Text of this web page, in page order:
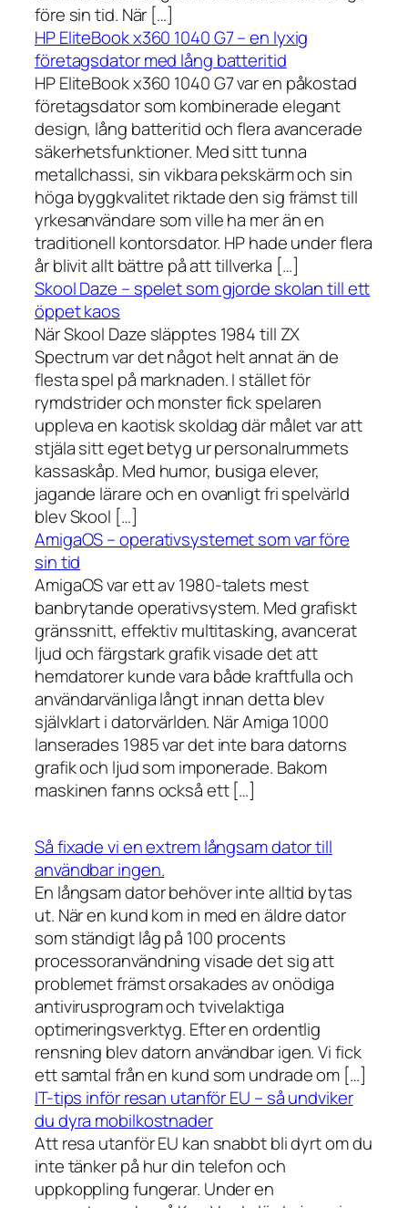
före sin tid. När […]
HP EliteBook x360 1040 G7 – en lyxig
företagsdator med lång batteritid
HP EliteBook x360 1040 G7 var en påkostad
företagsdator som kombinerade elegant
design, lång batteritid och flera avancerade
säkerhetsfunktioner. Med sitt tunna
metallchassi, sin vikbara pekskärm och sin
höga byggkvalitet riktade den sig främst till
yrkesanvändare som ville ha mer än en
traditionell kontorsdator. HP hade under flera
år blivit allt bättre på att tillverka […]
Skool Daze – spelet som gjorde skolan till ett
öppet kaos
När Skool Daze släpptes 1984 till ZX
Spectrum var det något helt annat än de
flesta spel på marknaden. I stället för
rymdstrider och monster fick spelaren
uppleva en kaotisk skoldag där målet var att
stjäla sitt eget betyg ur personalrummets
kassaskåp. Med humor, busiga elever,
jagande lärare och en ovanligt fri spelvärld
blev Skool […]
AmigaOS – operativsystemet som var före
sin tid
AmigaOS var ett av 1980-talets mest
banbrytande operativsystem. Med grafiskt
gränssnitt, effektiv multitasking, avancerat
ljud och färgstark grafik visade det att
hemdatorer kunde vara både kraftfulla och
användarvänliga långt innan detta blev
självklart i datorvärlden. När Amiga 1000
lanserades 1985 var det inte bara datorns
grafik och ljud som imponerade. Bakom
maskinen fanns också ett […]
Så fixade vi en extrem långsam dator till
användbar ingen.
En långsam dator behöver inte alltid bytas
ut. När en kund kom in med en äldre dator
som ständigt låg på 100 procents
processoranvändning visade det sig att
problemet främst orsakades av onödiga
antivirusprogram och tvivelaktiga
optimeringsverktyg. Efter en ordentlig
rensning blev datorn användbar igen. Vi fick
ett samtal från en kund som undrade om […]
IT-tips inför resan utanför EU – så undviker
du dyra mobilkostnader
Att resa utanför EU kan snabbt bli dyrt om du
inte tänker på hur din telefon och
uppkoppling fungerar. Under en